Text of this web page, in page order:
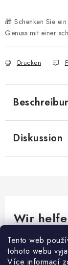
Tento web
tohoto webu
Více informací
🎁 Schenken Sie
Genuss mit einer
Drucken
Diskussion
Wir
Brauchen